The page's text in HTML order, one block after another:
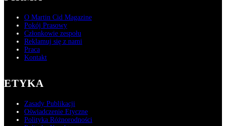
O Martin Cid Magazine
Pokój Prasowy
Członkowie zespołu
Reklamuj się z nami
Praca
Kontakt
ETYKA
Zasady Publikacji
Oświadczenie Etyczne
Polityka Różnorodności